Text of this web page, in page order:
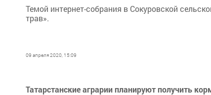
Темой интернет-собрания в Сокуровской
трав».
09 апреля 2020, 15:09
Татарстанские аграрии планируют получить